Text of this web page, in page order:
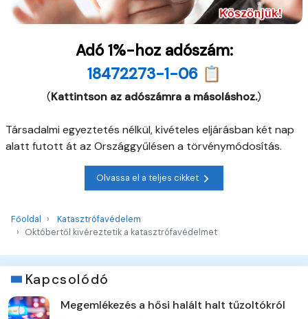
Adó 1%-hoz adószám:
18472273-1-06 📋
(Kattintson az adószámra a másoláshoz.)
Társadalmi egyeztetés nélkül, kivételes eljárásban két nap
alatt futott át az Országgyűlésen a törvénymódosítás.
Olvassa el a teljes cikket
Főoldal
Katasztrófavédelem
Októbertől kivéreztetik a katasztrófavédelmet
Kapcsolódó
Megemlékezés a hősi halált halt tűzoltókról